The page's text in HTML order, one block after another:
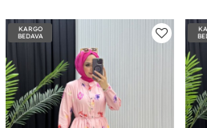
KARGO
BEDAVA